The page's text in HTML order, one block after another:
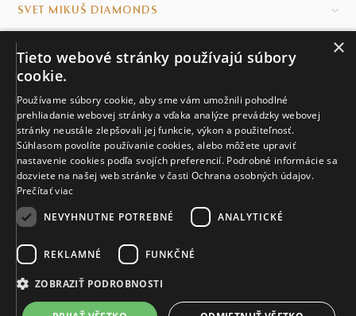
4 649 €
SVET MIKUŠ DIAMONDS
KONTAKT
Naše klenotníctva
Sídlo spoločnosti
© MIKUŠ DIAMONDS, A.S. 2026. VŠETKY PRÁVA VYHRADENÉ.
×
Tieto webové stránky používajú súbory
cookie.
Používame súbory cookie, aby sme vám umožnili pohodlné
prehliadanie webovej stránky a vďaka analýze prevádzky webovej
stránky neustále zlepšovali jej funkcie, výkon a použiteľnosť.
Súhlasom povolíte používanie cookies, alebo môžete upraviť
nastavenie cookies podľa svojích preferencií. Podrobné informácie sa
dozviete na našej web stránke v časti Ochrana osobných údajov.
Prečítať viac
NEVYHNUTNE POTREBNÉ
ANALYTICKÉ
REKLAMNÉ FUNKČNÉ
ZOBRAZIŤ PODROBNOSTI